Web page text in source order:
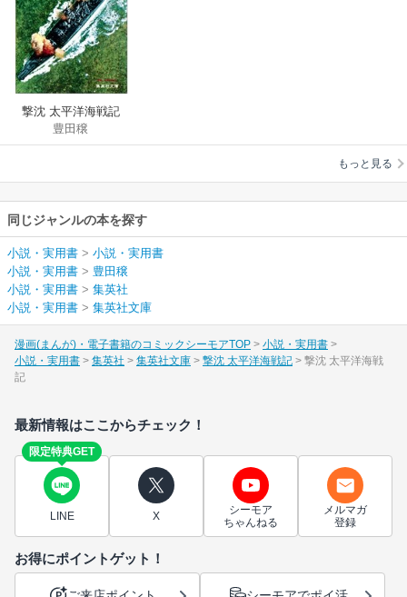
撃沈 太平洋海戦記
豊田穣
もっと見る
同じジャンルの本を探す
小説・実用書 > 小説・実用書
小説・実用書 > 豊田穣
小説・実用書 > 集英社
小説・実用書 > 集英社文庫
漫画(まんが)・電子書籍のコミックシーモアTOP
小説・実用書
小説・実用書
集英社 集英社文庫 撃沈 太平洋海戦記
撃沈 太平洋海戦
記
最新情報はここからチェック！
限定特典GET
LINE X
シーモア
ちゃんねる
メルマガ
登録
お得にポイントゲット！